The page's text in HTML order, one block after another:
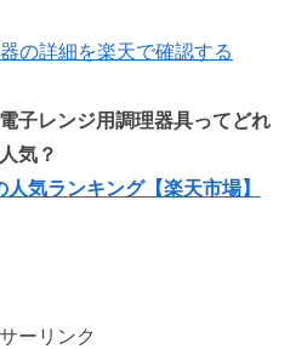
の詳細を楽天で確認する
子レンジ用調理器具ってどれ
気？
気ランキング【楽天市場】
ーリンク